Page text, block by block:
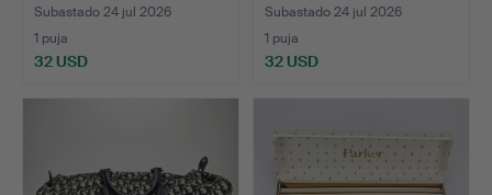
Subastado 24 jul 2026
1 puja
32 USD
Subastado 24 jul 2026
1 puja
32 USD